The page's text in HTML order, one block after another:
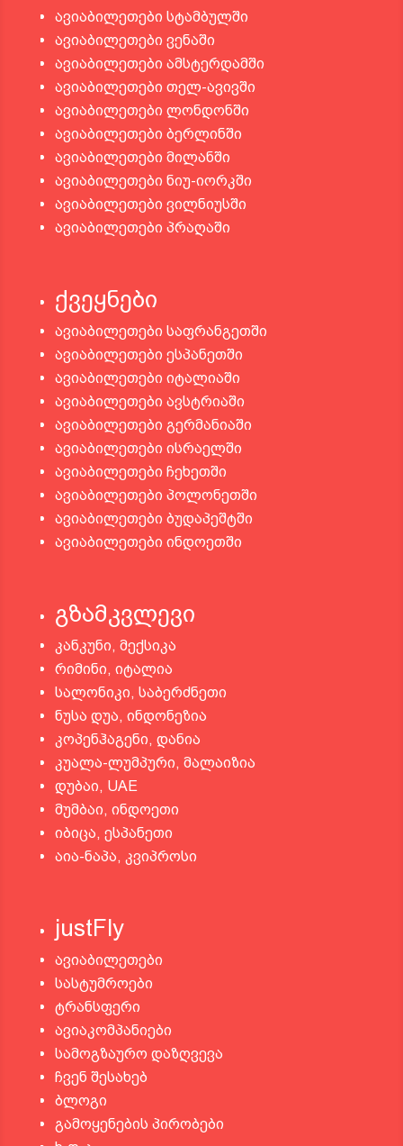
ავიაბილეთები სტამბულში
ავიაბილეთები ვენაში
ავიაბილეთები ამსტერდამში
ავიაბილეთები თელ-ავივში
ავიაბილეთები ლონდონში
ავიაბილეთები ბერლინში
ავიაბილეთები მილანში
ავიაბილეთები ნიუ-იორკში
ავიაბილეთები ვილნიუსში
ავიაბილეთები პრაღაში
ქვეყნები
ავიაბილეთები საფრანგეთში
ავიაბილეთები ესპანეთში
ავიაბილეთები იტალიაში
ავიაბილეთები ავსტრიაში
ავიაბილეთები გერმანიაში
ავიაბილეთები ისრაელში
ავიაბილეთები ჩეხეთში
ავიაბილეთები პოლონეთში
ავიაბილეთები ბუდაპეშტში
ავიაბილეთები ინდოეთში
გზამკვლევი
კანკუნი, მექსიკა
რიმინი, იტალია
სალონიკი, საბერძნეთი
ნუსა დუა, ინდონეზია
კოპენჰაგენი, დანია
კუალა-ლუმპური, მალაიზია
დუბაი, UAE
მუმბაი, ინდოეთი
იბიცა, ესპანეთი
აია-ნაპა, კვიპროსი
justFly
ავიაბილეთები
სასტუმროები
ტრანსფერი
ავიაკომპანიები
სამოგზაურო დაზღვევა
ჩვენ შესახებ
ბლოგი
გამოყენების პირობები